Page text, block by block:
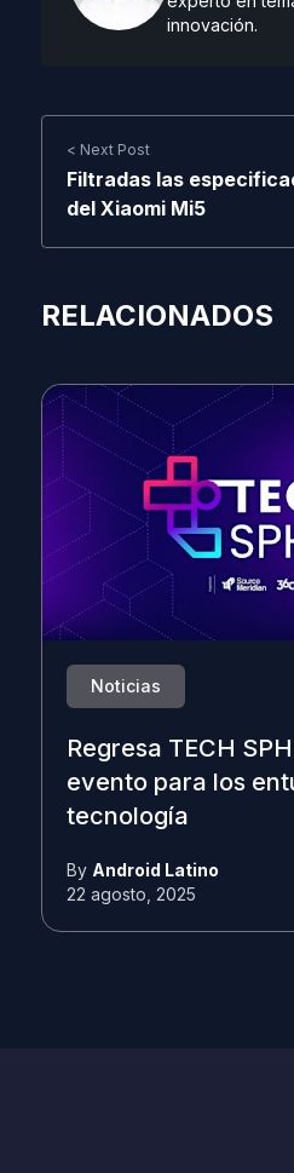
innovación.
< Next Post
Filtradas las
del Xiaomi Mi5
RELACIONADOS
Noticias
Regresa TECH
evento para los
tecnología
By Android Latino
22 agosto, 2025